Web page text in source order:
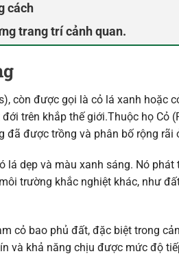
cách
trang trí cảnh quan.
còn được gọi là cỏ lá xanh hoặc
trên khắp thế giới.Thuộc họ Cỏ
đã được trồng và phân bố rộng rãi
lá dẹp và màu xanh sáng. Nó
trường khắc nghiệt khác, như
cỏ bao phủ đất, đặc biệt trong
và khả năng chịu được mức độ